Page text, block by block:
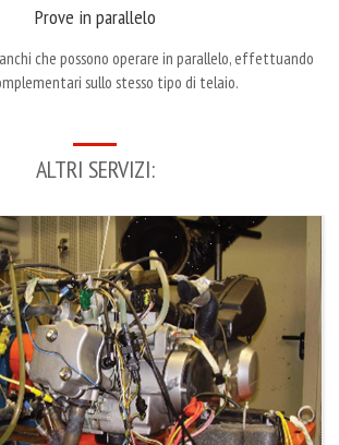
Prove in parallelo
che possono operare in parallelo, effettuando
sullo stesso tipo di telaio.
ALTRI SERVIZI: